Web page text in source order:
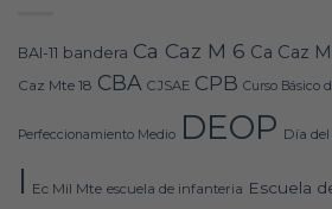
BAI-11 bandera Ca Caz M 6 Ca Caz
Caz Mte 18 CBA CJSAE CPB Curso Básico
Perfeccionamiento Medio DEOP Día
I Ec Mil Mte escuela de infanteria Escuela